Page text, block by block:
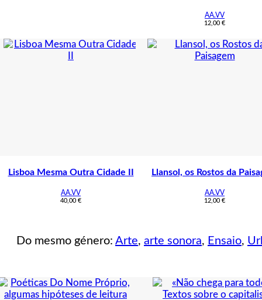
AA.VV
12,00 €
Lisboa Mesma Outra Cidade II
AA.VV
40,00 €
Llansol, os Rostos da
AA.VV
12,00 €
Do mesmo género: Arte, arte sonora, Ensaio,